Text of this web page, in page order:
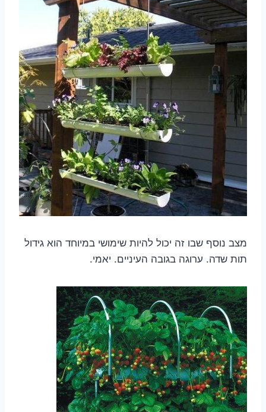
מצב נוסף שבו זה יכול להיות שימושי במיוחד הוא גידול
תות שדה. ערוגה בגובה העיניים. יאמי.